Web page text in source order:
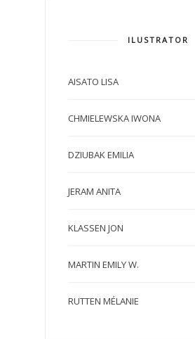
ILUSTRATOR
AISATO LISA
CHMIELEWSKA IWONA
DZIUBAK EMILIA
JERAM ANITA
KLASSEN JON
MARTIN EMILY W.
RUTTEN MÉLANIE